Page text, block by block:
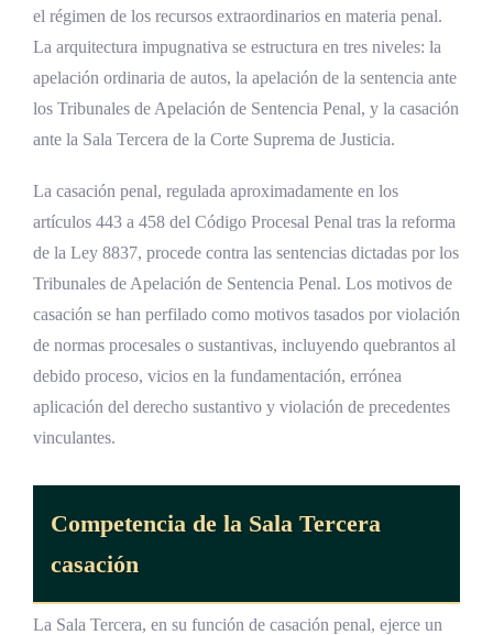
el régimen de los recursos extraordinarios en materia penal.
La arquitectura impugnativa se estructura en tres niveles: la
apelación ordinaria de autos, la apelación de la sentencia ante
los Tribunales de Apelación de Sentencia Penal, y la casación
ante la Sala Tercera de la Corte Suprema de Justicia.
La casación penal, regulada aproximadamente en los
artículos 443 a 458 del Código Procesal Penal tras la reforma
de la Ley 8837, procede contra las sentencias dictadas por los
Tribunales de Apelación de Sentencia Penal. Los motivos de
casación se han perfilado como motivos tasados por violación
de normas procesales o sustantivas, incluyendo quebrantos al
debido proceso, vicios en la fundamentación, errónea
aplicación del derecho sustantivo y violación de precedentes
vinculantes.
Competencia de la Sala Tercera
casación
La Sala Tercera, en su función de casación penal, ejerce un